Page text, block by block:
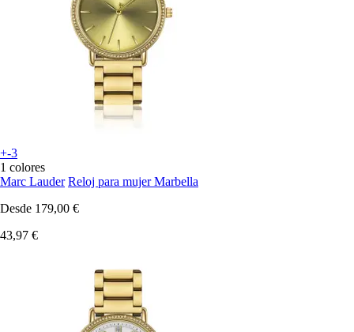
+-3
1 colores
Marc Lauder Reloj para mujer Marbella
Desde 179,00 €
43,97 €